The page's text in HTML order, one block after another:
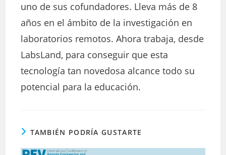
uno de sus cofundadores. Lleva más de 8
años en el ámbito de la investigación en
laboratorios remotos. Ahora trabaja, desde
LabsLand, para conseguir que esta
tecnología tan novedosa alcance todo su
potencial para la educación.
TAMBIÉN PODRÍA GUSTARTE